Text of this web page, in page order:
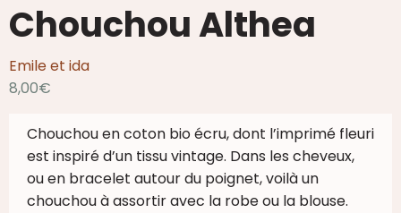
Chouchou Althea
Emile et ida
8,00€
Chouchou en coton bio écru, dont l’imprimé fleuri
est inspiré d’un tissu vintage. Dans les cheveux,
ou en bracelet autour du poignet, voilà un
chouchou à assortir avec la robe ou la blouse.